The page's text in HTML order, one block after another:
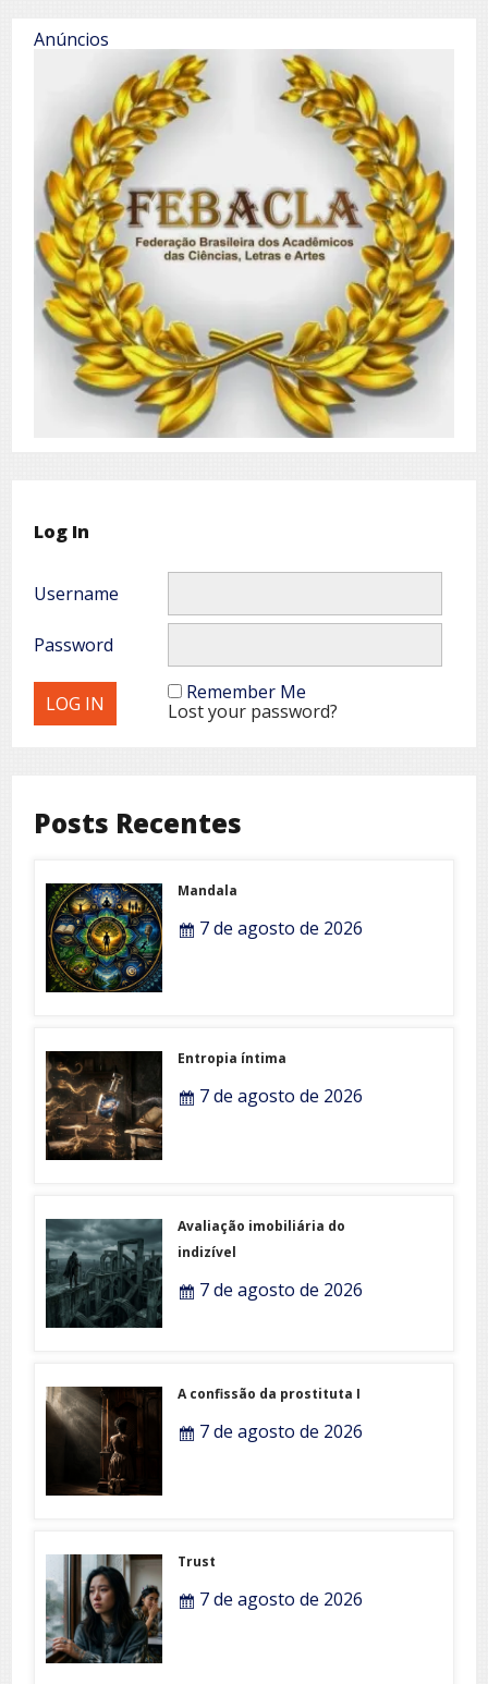
Anúncios
Log In
Username
Password
Remember Me
Lost your password?
Posts Recentes
Mandala
7 de agosto de 2026
Entropia íntima
7 de agosto de 2026
Avaliação imobiliária do
indizível
7 de agosto de 2026
A confissão da prostituta I
7 de agosto de 2026
Trust
7 de agosto de 2026